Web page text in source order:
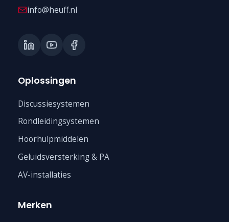
info@heuff.nl
Oplossingen
Discussiesystemen
Rondleidingsystemen
Hoorhulpmiddelen
Geluidsversterking & PA
AV-installaties
Merken